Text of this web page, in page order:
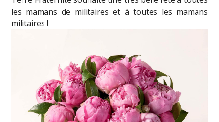
les mamans de militaires et à toutes les mamans
militaires !